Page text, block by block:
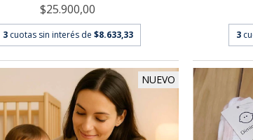
$25.900,00
3 cuotas sin interés de $8.633,33 3
NUEVO